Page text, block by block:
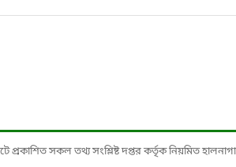
প্রকাশিত সকল তথ্য সংশ্লিষ্ট দপ্তর কর্তৃক নিয়মিত